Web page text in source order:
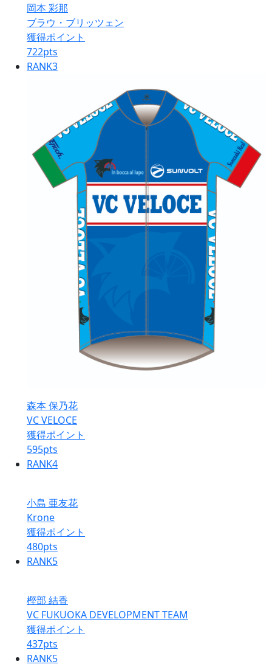
岡本 彩那
ブラウ・ブリッツェン
獲得ポイント
722pts
RANK3
森本 保乃花
VC VELOCE
獲得ポイント
595pts
RANK4
小島 亜友花
Krone
獲得ポイント
480pts
RANK5
樫部 結香
VC FUKUOKA DEVELOPMENT TEAM
獲得ポイント
437pts
RANK5